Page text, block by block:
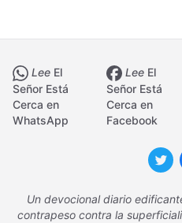
Lee El
Señor Está
Cerca en
WhatsApp
Lee El
Señor Está
Cerca en
Facebook
Un devocional diario
contrapeso contra la